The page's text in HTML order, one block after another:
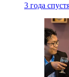
3 года